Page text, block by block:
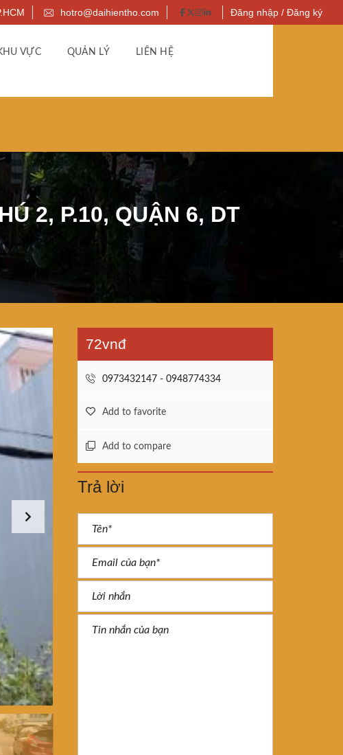
hotro@daihientho.com Đăng nhập / Đăng ký
VỰC QUẢN LÝ LIÊN HỆ
2, P.10, QUẬN 6, DT
72vnđ
0973432147 - 0948774334
Add to favorite
Add to compare
Trả lời